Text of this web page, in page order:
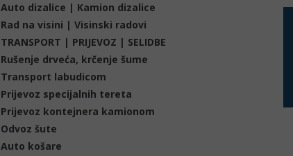
Auto dizalice | Kamion dizalice
Rad na visini | Visinski radovi
TRANSPORT | PRIJEVOZ | SELIDBE
Rušenje drveća, krčenje šume
Transport labudicom
Prijevoz specijalnih tereta
Prijevoz kontejnera kamionom
Odvoz šute
Auto košare